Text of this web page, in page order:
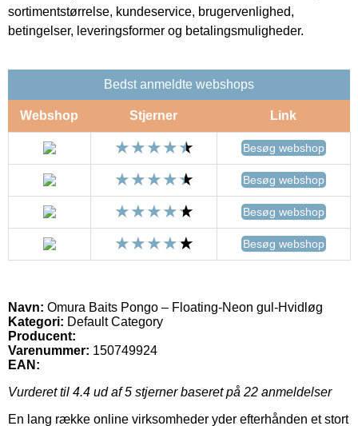
sortimentstørrelse, kundeservice, brugervenlighed,
betingelser, leveringsformer og betalingsmuligheder.
Bedst anmeldte webshops
Webshop Stjerner Link
Besøg webshop
Besøg webshop
Besøg webshop
Besøg webshop
Navn: Omura Baits Pongo – Floating-Neon gul-Hvidløg
Kategori: Default Category
Producent:
Varenummer: 150749924
EAN:
Vurderet til 4.4 ud af 5 stjerner baseret på 22 anmeldelser
En lang række online virksomheder yder efterhånden et stort